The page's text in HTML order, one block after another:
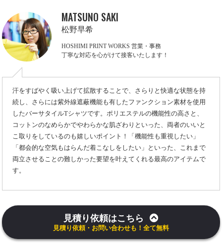
MATSUNO SAKI
松野早希
HOSHIMI PRINT WORKS 営業・事務
丁寧な対応を心がけて接客いたします！
汗をすばやく吸い上げて拡散することで、さらりと快適な状態を持
続し、さらには紫外線遮蔽機能も有したファンクション素材を使用
したバーサタイルTシャツです。ポリエステルの機能性の高さと、
コットンのなめらかでやわらかな肌ざわりといった、両者のいいと
こ取りをしているのも嬉しいポイント！「機能性も重視したい」
「都会的な空気もはらんだ着こなしをしたい」といった、これまで
両立させることの難しかった要望を叶えてくれる最高のアイテムで
す。
見積り依頼はこちら
見積り依頼・お問い合わせも！全て無料